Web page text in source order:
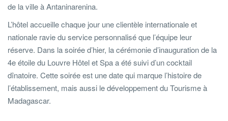
de la ville à Antaninarenina.
L’hôtel accueille chaque jour une clientèle internationale et
nationale ravie du service personnalisé que l’équipe leur
réserve. Dans la soirée d’hier, la cérémonie d’inauguration de la
4e étoile du Louvre Hôtel et Spa a été suivi d’un cocktail
dînatoire. Cette soirée est une date qui marque l’histoire de
l’établissement, mais aussi le développement du Tourisme à
Madagascar.